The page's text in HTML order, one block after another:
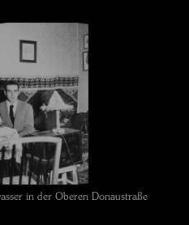
in der Oberen Donaustraße